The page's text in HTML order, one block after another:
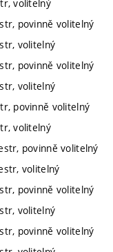
volitelný
povinně volitelný
volitelný
povinně volitelný
volitelný
povinně volitelný
volitelný
povinně volitelný
volitelný
povinně volitelný
volitelný
povinně volitelný